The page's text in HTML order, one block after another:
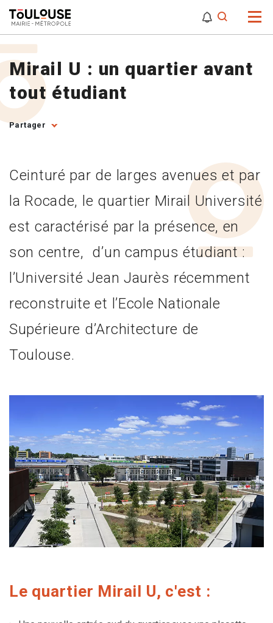
Mirail U : un quartier avant
tout étudiant
Partager
Ceinturé par de larges avenues et par
la Rocade, le quartier Mirail Université
est caractérisé par la présence, en
son centre, d’un campus étudiant :
l’Université Jean Jaurès récemment
reconstruite et l’Ecole Nationale
Supérieure d’Architecture de
Toulouse.
Le quartier Mirail U, c'est :